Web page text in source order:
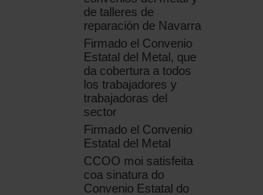
de talleres de
reparación de Navarra
Firmado el Convenio
Estatal del Metal, que
da cobertura a todos
los trabajadores y
trabajadoras del
sector
Firmado el Convenio
Estatal del Metal
CCOO moi satisfeita
coa sinatura do
Convenio Estatal do